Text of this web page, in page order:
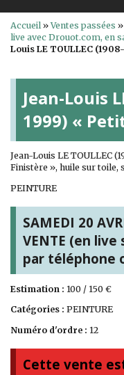
Accueil»Ventes passées »
live avec Drouot.com, en
Louis LE TOULLEC
Jean-Louis
1999) «
Jean-Louis LE TOULLEC
Finistère », huile sur toile,
PEINTURE
SAMEDI 20
VENTE (en
par téléphone
Estimation : 100 / 150 €
Catégories : PEINTURE
Numéro d'ordre : 12
Cette vente